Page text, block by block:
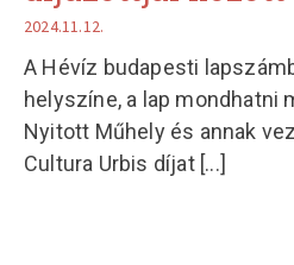
2024.11.12.
A Hévíz budapesti
helyszíne, a lap mondhatni
Nyitott Műhely és annak
Cultura Urbis díjat [...]